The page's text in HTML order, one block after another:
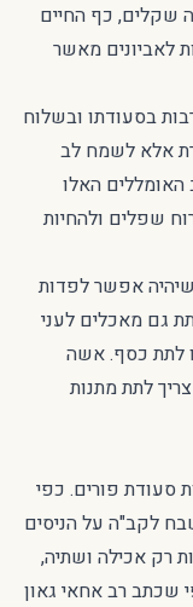
שקלים, כף החיים
לאביונים מאשר
בסעודתו ובשלוח
אלא לשמח לב
האומללים האלו
שפלים ולהחיות
אפשר לפדות
גם מאכלים לעני
לתת כסף. אשה
לתת מתנות
סעודת פורים. כפי
לקב"ה על הניסים
רק אכילה ושתיה,
שכתב רב אחאי גאון